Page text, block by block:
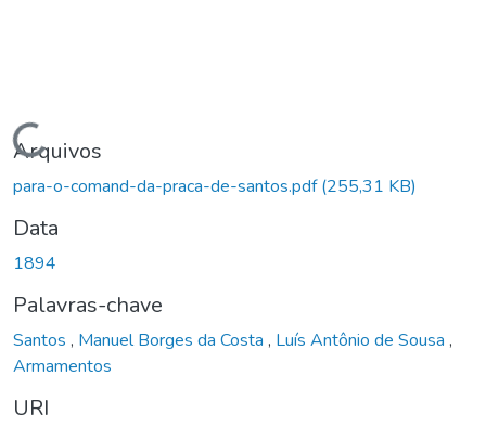
Carregando...
Arquivos
para-o-comand-da-praca-de-santos.pdf(255,31 KB)
Data
1894
Palavras-chave
Santos , Manuel Borges da Costa , Luís Antônio de Sousa ,
Armamentos
URI